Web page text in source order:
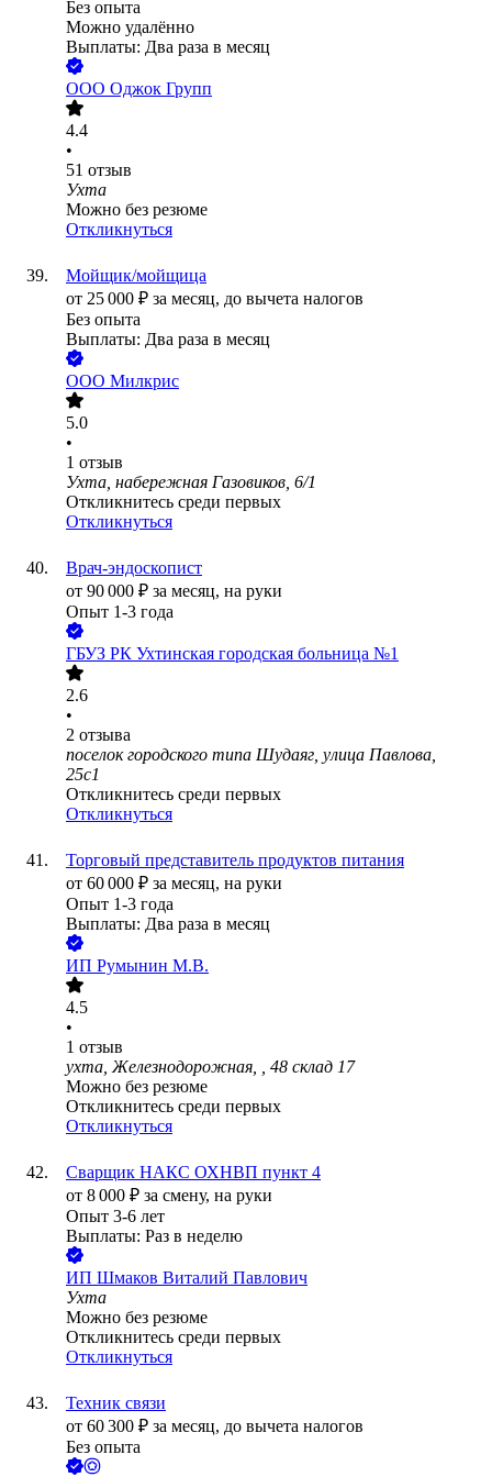
Без опыта
Можно удалённо
Выплаты: Два раза в месяц
ООО Оджок Групп
4.4
•
51 отзыв
Ухта
Можно без резюме
Откликнуться
Мойщик/мойщица
от 25 000 ₽ за месяц, до вычета налогов
Без опыта
Выплаты: Два раза в месяц
ООО Милкрис
5.0
•
1 отзыв
Ухта, набережная Газовиков, 6/1
Откликнитесь среди первых
Откликнуться
Врач-эндоскопист
от 90 000 ₽ за месяц, на руки
Опыт 1-3 года
ГБУЗ РК Ухтинская городская больница №1
2.6
•
2 отзыва
поселок городского типа Шудаяг, улица Павлова,
25с1
Откликнитесь среди первых
Откликнуться
Торговый представитель продуктов питания
от 60 000 ₽ за месяц, на руки
Опыт 1-3 года
Выплаты: Два раза в месяц
ИП Румынин М.В.
4.5
•
1 отзыв
ухта, Железнодорожная, , 48 склад 17
Можно без резюме
Откликнитесь среди первых
Откликнуться
Сварщик НАКС ОХНВП пункт 4
от 8 000 ₽ за смену, на руки
Опыт 3-6 лет
Выплаты: Раз в неделю
ИП Шмаков Виталий Павлович
Ухта
Можно без резюме
Откликнитесь среди первых
Откликнуться
Техник связи
от 60 300 ₽ за месяц, до вычета налогов
Без опыта